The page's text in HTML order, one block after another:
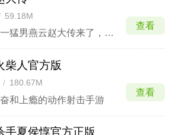
59.18M
大宋第一猛男燕云赵大传来了，赶紧来战斗吧
查看
柴人官方版
/ 180.67M
和上瘾的动作射击手游
查看
手夏侯惇官方正版